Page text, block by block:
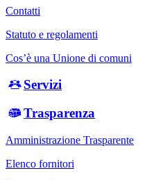
Contatti
Statuto e regolamenti
Cos’è una Unione di comuni
Servizi
Trasparenza
Amministrazione Trasparente
Elenco fornitori